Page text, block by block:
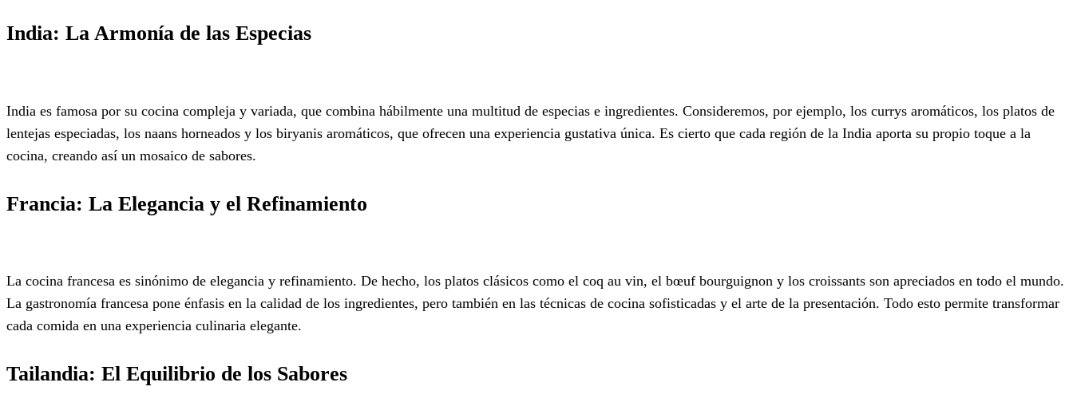
India: La Armonía de las Especias
India es famosa por su cocina compleja y variada, que combina hábilmente una multitud de especias e ingredientes. Consideremos, por ejemplo, los currys aromáticos, los platos de
lentejas especiadas, los naans horneados y los biryanis aromáticos, que ofrecen una experiencia gustativa única. Es cierto que cada región de la India aporta su propio toque a la
cocina, creando así un mosaico de sabores.
Francia: La Elegancia y el Refinamiento
La cocina francesa es sinónimo de elegancia y refinamiento. De hecho, los platos clásicos como el coq au vin, el bœuf bourguignon y los croissants son apreciados en todo el mundo.
La gastronomía francesa pone énfasis en la calidad de los ingredientes, pero también en las técnicas de cocina sofisticadas y el arte de la presentación. Todo esto permite transformar
cada comida en una experiencia culinaria elegante.
Tailandia: El Equilibrio de los Sabores